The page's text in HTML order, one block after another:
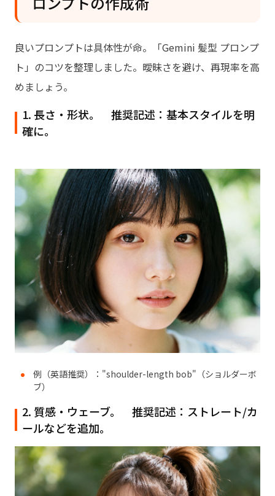
良いプロンプトは具体性が命。「Gemini 髪型 プロンプ
ト」のコツを整理しました。曖昧さを避け、再現率を高
めましょう。
1. 長さ・形状。 推奨記述：基本スタイルを明
確に。
例（英語推奨）："shoulder-length bob"（ショルダーボ
ブ）
2. 質感・ウェーブ。 推奨記述：ストレート/カ
ールなどを追加。